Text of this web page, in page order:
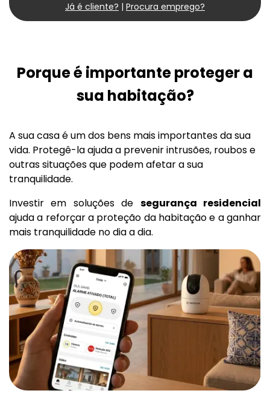
Já é cliente? | Procura emprego?
Porque é importante proteger a
sua habitação?
A sua casa é um dos bens mais importantes da sua
vida. Protegê-la ajuda a prevenir intrusões, roubos e
outras situações que podem afetar a sua
tranquilidade.
Investir em soluções de segurança residencial
ajuda a reforçar a proteção da habitação e a ganhar
mais tranquilidade no dia a dia.